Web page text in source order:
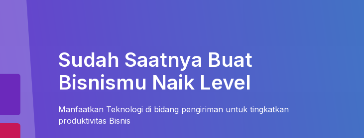
Sudah Saatnya Buat
Bisnismu Naik Level
Manfaatkan Teknologi di bidang pengiriman untuk tingkatkan
produktivitas Bisnis